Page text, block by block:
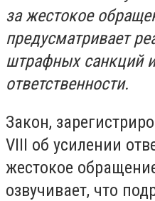
за жестокое
предусматривает
штрафных санкций
ответственности.
Закон,
VIII об усилении
жестокое
озвучивает, что